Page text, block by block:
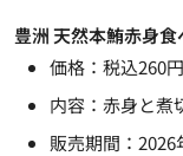
豊洲 天然本鮪赤身食
価格：税込260
内容：赤身と煮
販売期間：2026